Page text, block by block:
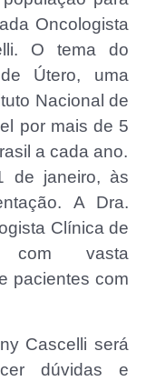
Oncologista
O tema do
Útero, uma
Nacional de
por mais de 5
a cada ano.
de janeiro, às
A Dra.
Clínica de
com vasta
pacientes com
Cascelli será
dúvidas e